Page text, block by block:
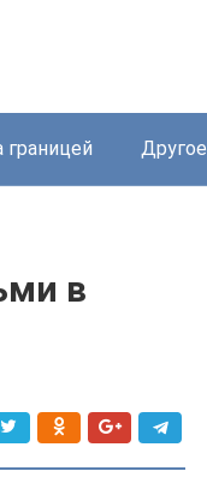
границей Другое
в